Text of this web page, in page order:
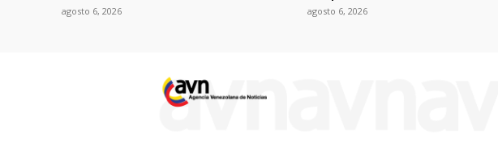
agosto 6, 2026 agosto 6, 2026